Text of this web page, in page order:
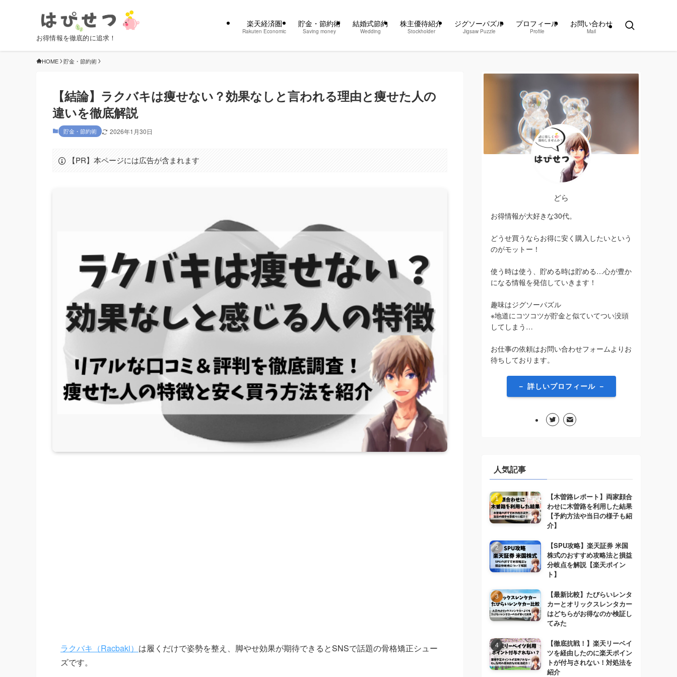
お得情報を徹底的に追求！
楽天経済圏
Rakuten Economic
貯金・節約術
Saving money
結婚式節約
Wedding
株主優待紹介
Stockholder
ジグソーパズル
Jigsaw Puzzle
プロフィール
Profile
お問い合わせ
Mail
HOME 貯金・節約術
【結論】ラクバキは痩せない？効果なしと言われる理由と痩せた人の
違いを徹底解説
貯金・節約術 2026年1月30日
【PR】本ページには広告が含まれます
ラクバキ（Racbaki） は履くだけで姿勢を整え、脚やせ効果が期待できるとSNSで話題の骨格矯正シュー
ズです。
どら
お得情報が大好きな30代。
どうせ買うならお得に安く購入したいという
のがモットー！
使う時は使う、貯める時は貯める…心が豊か
になる情報を発信していきます！
趣味はジグソーパズル
※地道にコツコツが貯金と似ていてつい没頭
してしまう…
お仕事の依頼はお問い合わせフォームよりお
待ちしております。
－ 詳しいプロフィール －
人気記事
【木曽路レポート】両家顔合
わせに木曽路を利用した結果
【予約方法や当日の様子も紹
介】
【SPU攻略】楽天証券 米国
株式のおすすめ攻略法と損益
分岐点を解説【楽天ポイン
ト】
【最新比較】たびらいレンタ
カーとオリックスレンタカー
はどちらがお得なのか検証し
てみた
【徹底抗戦！】楽天リーベイ
ツを経由したのに楽天ポイン
トが付与されない！対処法を
紹介